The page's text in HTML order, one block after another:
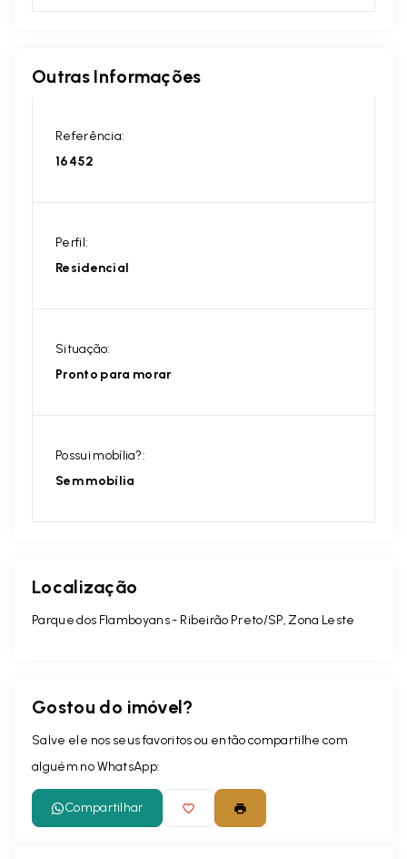
Outras Informações
Referência:
16452
Perfil:
Residencial
Situação:
Pronto para morar
Possui mobília?:
Sem mobília
Localização
Parque dos Flamboyans - Ribeirão Preto/SP, Zona Leste
Gostou do imóvel?
Salve ele nos seus favoritos ou então compartilhe com
alguém no WhatsApp:
Compartilhar